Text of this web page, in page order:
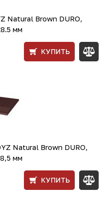
Natural Brown DURO,
мм
КУПИТЬ
Natural Brown DURO,
мм
КУПИТЬ